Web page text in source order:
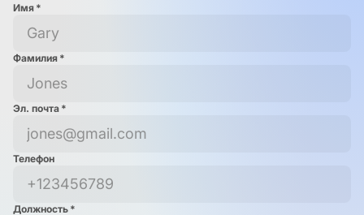
Имя *
Фамилия *
Эл. почта *
Телефон
Должность *